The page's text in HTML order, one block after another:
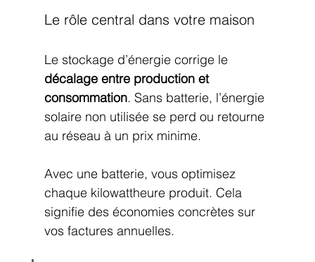
Le rôle central dans votre maison
Le stockage d’énergie corrige le
décalage entre production et
consommation. Sans batterie, l’énergie
solaire non utilisée se perd ou retourne
au réseau à un prix minime.
Avec une batterie, vous optimisez
chaque kilowattheure produit. Cela
signifie des économies concrètes sur
vos factures annuelles.